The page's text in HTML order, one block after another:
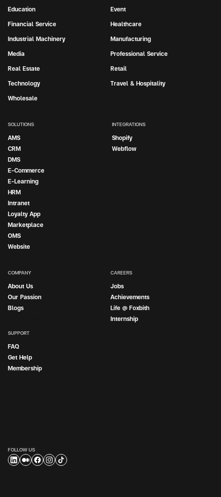
SOLUTIONS
AMS
CRM
DMS
E-Commerce
E-Learning
HRM
Intranet
Loyalty App
Marketplace
OMS
Website
INTEGRATIONS
Shopify
Webflow
Education
Event
Financial Service
Healthcare
Industrial Machinery
Manufacturing
Media
Professional Service
Real Estate
Retail
Technology
Travel & Hospitality
Wholesale
COMPANY
About Us
Our Passion
Blogs
CAREERS
Jobs
Achievements
Life @ Foxbith
Internship
SUPPORT
FAQ
Get Help
Membership
FOLLOW US